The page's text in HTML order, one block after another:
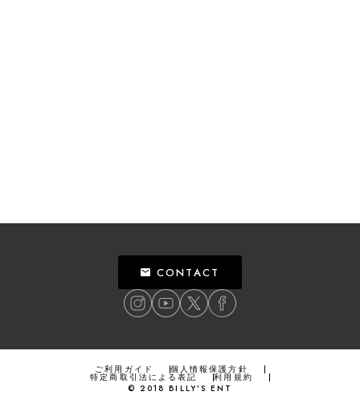
CONTACT
ご利用ガイド 個人情報保護方針
特定商取引法による表記
利用規約
© 2018 BILLY’S ENT